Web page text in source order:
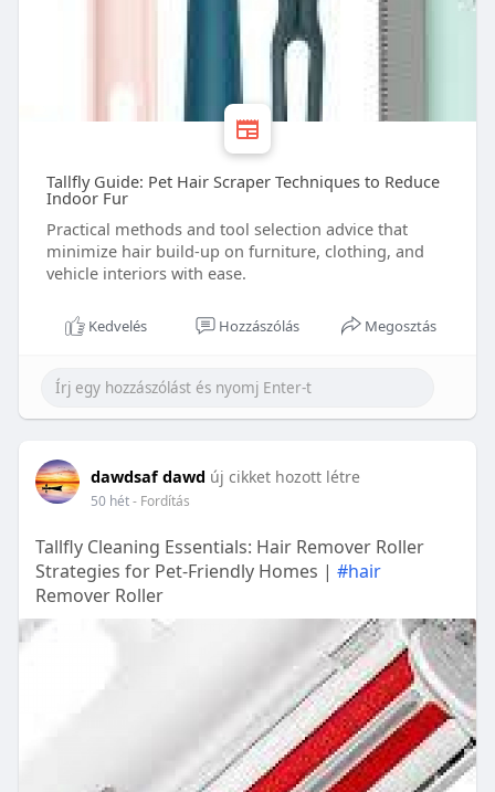
Tallfly Guide: Pet Hair Scraper Techniques to Reduce
Indoor Fur
Practical methods and tool selection advice that
minimize hair build-up on furniture, clothing, and
vehicle interiors with ease.
Kedvelés Hozzászólás Megosztás
dawdsaf dawd új cikket hozott létre
50 hét- Fordítás
Tallfly Cleaning Essentials: Hair Remover Roller
Strategies for Pet-Friendly Homes | #hair
Remover Roller